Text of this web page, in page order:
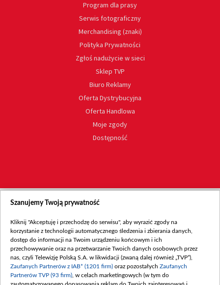
Program dla prasy
Serwis fotograficzny
Merchandising (znaki)
Polityka Prywatności
Zgłoś nadużycie w sieci
Sklep TVP
Biuro Reklamy
Oferta Dystrybucyjna
Oferta Handlowa
Moje zgody
Dostępność
Szanujemy Twoją prywatność
Kliknij "Akceptuję i przechodzę do serwisu", aby wyrazić zgody na
korzystanie z technologii automatycznego śledzenia i zbierania danych,
dostęp do informacji na Twoim urządzeniu końcowym i ich
przechowywanie oraz na przetwarzanie Twoich danych osobowych przez
nas, czyli Telewizję Polską S.A. w likwidacji (zwaną dalej również „TVP”),
Zaufanych Partnerów z IAB* (1201 firm) oraz pozostałych Zaufanych
Partnerów TVP (93 firm) , w celach marketingowych (w tym do